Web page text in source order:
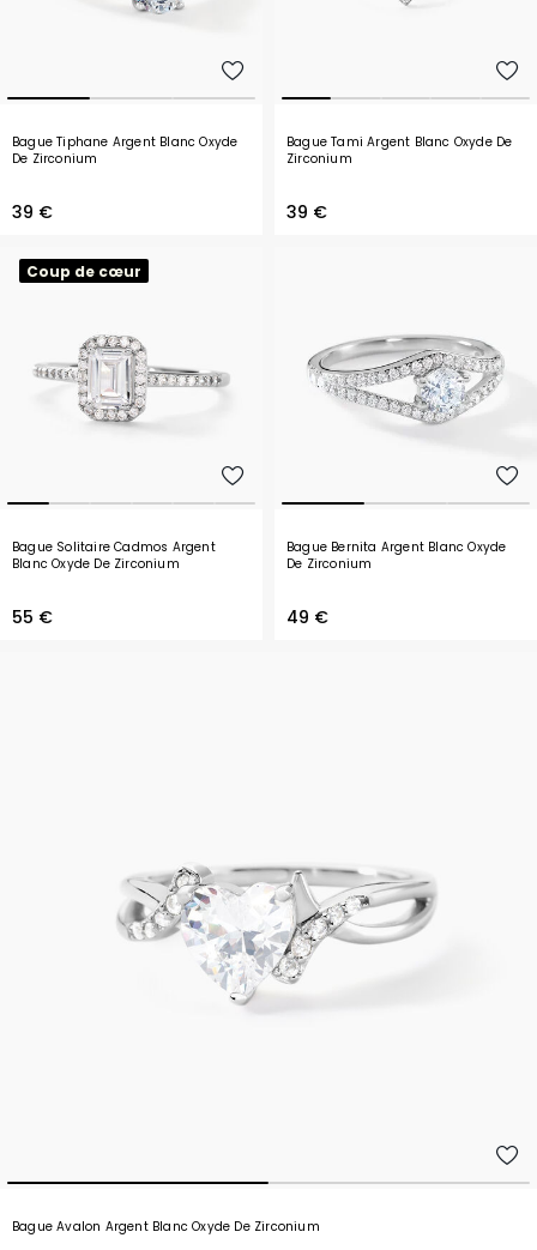
Bague Tiphane Argent Blanc Oxyde
De Zirconium
39 €
Bague Tami Argent Blanc Oxyde De
Zirconium
39 €
Coup de cœur
Bague Solitaire Cadmos Argent
Blanc Oxyde De Zirconium
55 €
Bague Bernita Argent Blanc Oxyde
De Zirconium
49 €
Bague Avalon Argent Blanc Oxyde De Zirconium